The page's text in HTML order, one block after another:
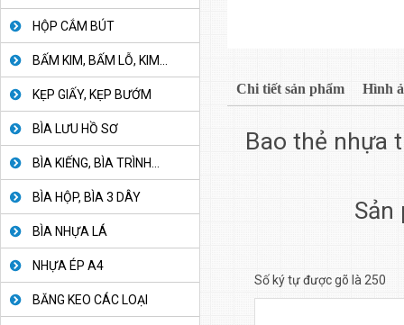
HỘP CẮM BÚT
BẤM KIM, BẤM LỖ, KIM...
KẸP GIẤY, KẸP BƯỚM
BÌA LƯU HỒ SƠ
BÌA KIẾNG, BÌA TRÌNH...
BÌA HỘP, BÌA 3 DÂY
BÌA NHỰA LÁ
NHỰA ÉP A4
BĂNG KEO CÁC LOẠI
Chi tiết sản phẩm Hình
Bao thẻ nhựa
Sản
Số ký tự được gõ là 250